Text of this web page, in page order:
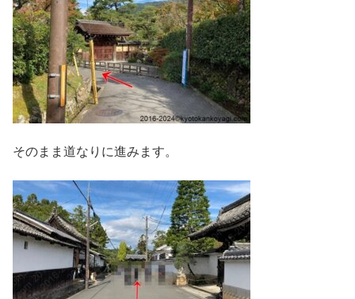
そのまま道なりに進みます。